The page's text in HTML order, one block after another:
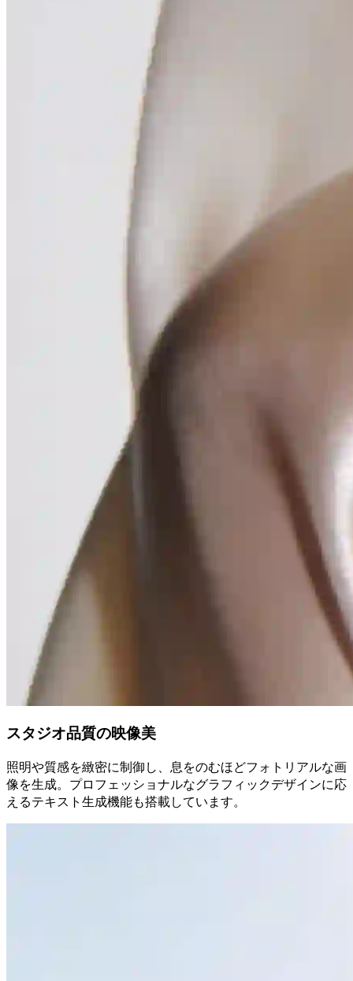
スタジオ品質の映像美
照明や質感を緻密に制御し、息をのむほどフォトリアルな画
像を生成。プロフェッショナルなグラフィックデザインに応
えるテキスト生成機能も搭載しています。